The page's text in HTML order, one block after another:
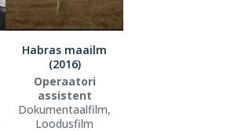
Habras maailm
(2016)
Operaatori
assistent
Dokumentaalfilm,
Loodusfilm